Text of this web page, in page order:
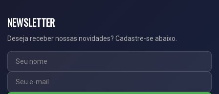
NEWSLETTER
Deseja receber nossas novidades? Cadastre-se abaixo.